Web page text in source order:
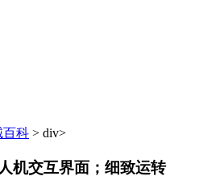
百科 > div>
机交互界面；细致运转